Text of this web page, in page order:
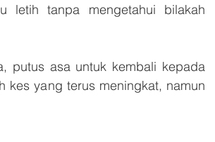
letih tanpa mengetahui bilakah
kes yang terus meningkat, namun